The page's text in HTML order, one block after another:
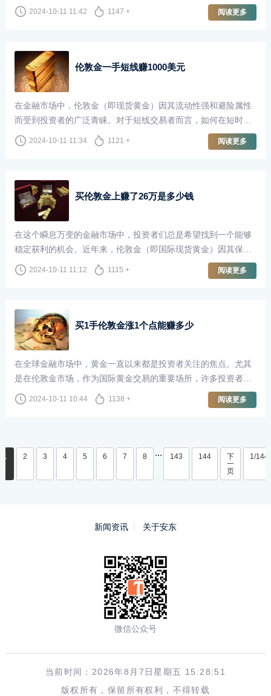
越来越多的人开始关注如何通过黄金市场获取收益。这也催生了
一种新兴职业——以伦敦金为主题的讲课老师。他们不仅传授知
到底赚什么钱呢？
2024-10-11 11:42 1147 + 阅读更多
伦敦金一手短线赚1000美元
在金融市场中，伦敦金（即现货黄金）因其流动性强和避险属性
而受到投资者的广泛青睐。对于短线交易者而言，如何在短时间
内获取利润是一个关键课题。今天，我们就来探讨如何通过一手
伦敦金交易在短时间内赚取1000美元。
2024-10-11 11:34 1121 + 阅读更多
买伦敦金上赚了26万是多少钱
在这个瞬息万变的金融市场中，投资者们总是希望找到一个能够
稳定获利的机会。近年来，伦敦金（即国际现货黄金）因其保值
性和避险属性，吸引了越来越多的投资者。对于很多人来说，买
伦敦金不仅仅是一种投资，更是实现财富增长的方式。本文将
险。
2024-10-11 11:12 1115 + 阅读更多
买1手伦敦金涨1个点能赚多少
在全球金融市场中，黄金一直以来都是投资者关注的焦点。尤其
是在伦敦金市场，作为国际黄金交易的重要场所，许多投资者通
过买卖伦敦金来实现财富增值。当我们谈到“买1手伦敦金涨1个点
能赚多少”这个问题时，了解相关的交易机制和市场波动是至关重
2024-10-11 10:44 1138 + 阅读更多
1 2 3 4 5 6 7 8 ... 143 144
下
一
页
1/144
新闻资讯 关于安东
微信公众号
当前时间：2026年8月7日星期五 15:28:51
版权所有，保留所有权利，不得转载